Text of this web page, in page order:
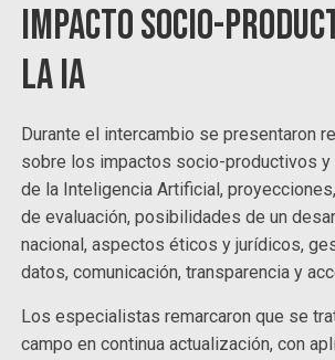
Impacto socio-
la IA
Durante el intercambio se presentaron
sobre los impactos socio-productivos y
de la Inteligencia Artificial,
de evaluación, posibilidades de un
nacional, aspectos éticos y jurídicos,
datos, comunicación, transparencia y
Los especialistas remarcaron que se
campo en continua actualización, con